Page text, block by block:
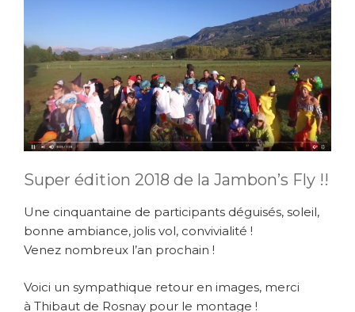
Super édition 2018 de la Jambon’s Fly !!
Une cinquantaine de participants déguisés, soleil,
bonne ambiance, jolis vol, convivialité !
Venez nombreux l’an prochain !
Voici un sympathique retour en images, merci
à Thibaut de Rosnay pour le montage !